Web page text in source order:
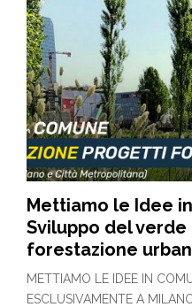
Mettiamo le Idee
Sviluppo del verde
forestazione
METTIAMO LE IDEE IN
ESCLUSIVAMENTE A